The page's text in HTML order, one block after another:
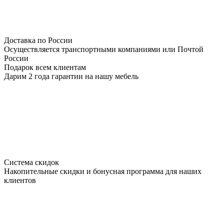
Доставка по России
Осуществляется транспортными компаниями или Почтой
России
Подарок всем клиентам
Дарим 2 года гарантии на нашу мебель
Система скидок
Накопительные скидки и бонусная программа для наших
клиентов